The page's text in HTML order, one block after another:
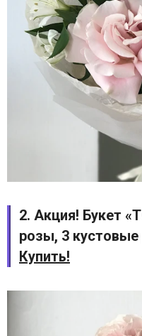
2. Акция! Букет
розы, 3
Купить!